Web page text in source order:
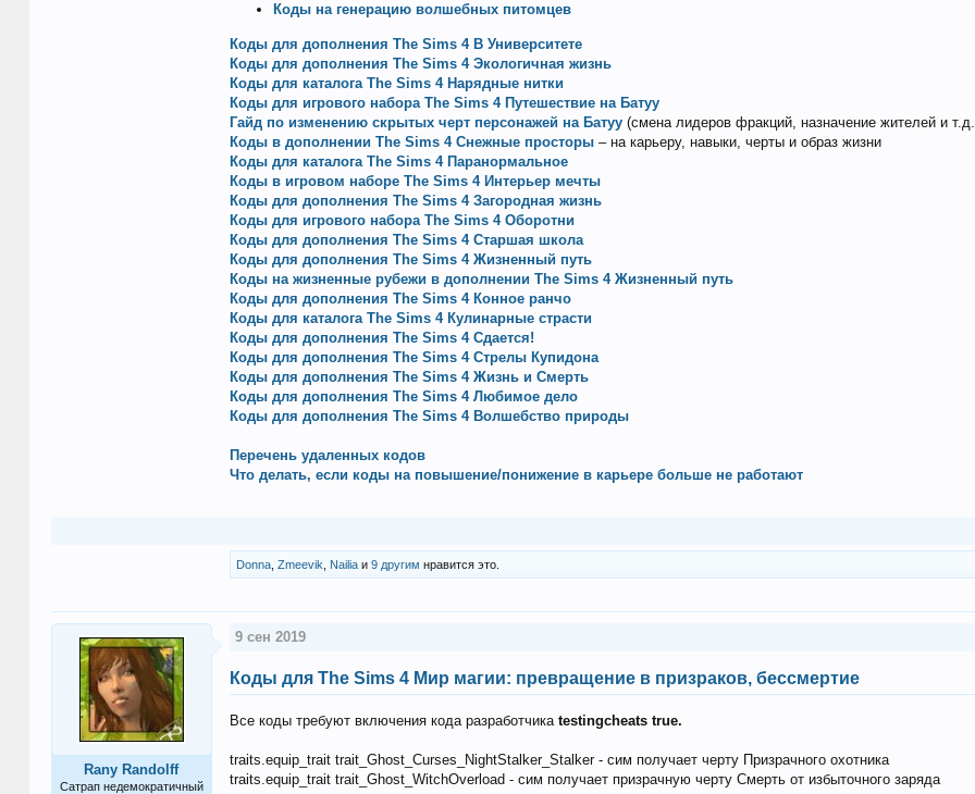
Коды на генерацию волшебных питомцев
Коды для дополнения The Sims 4 В Университете
Коды для дополнения The Sims 4 Экологичная жизнь
Коды для каталога The Sims 4 Нарядные нитки
Коды для игрового набора The Sims 4 Путешествие на Батуу
Гайд по изменению скрытых черт персонажей на Батуу (смена лидеров фракций, назначение жителей и
Коды в дополнении The Sims 4 Снежные просторы– на карьеру, навыки, черты и образ жизни
Коды для каталога The Sims 4 Паранормальное
Коды в игровом наборе Thе Sims 4 Интерьер мечты
Коды для дополнения The Sims 4 Загородная жизнь
Коды для игрового набора The Sims 4 Оборотни
Коды для дополнения The Sims 4 Старшая школа
Коды для дополнения The Sims 4 Жизненный путь
Коды на жизненные рубежи в дополнении The Sims 4 Жизненный путь
Коды для дополнения The Sims 4 Конное ранчо
Коды для каталога The Sims 4 Кулинарные страсти
Коды для дополнения The Sims 4 Сдается!
Коды для дополнения The Sims 4 Стрелы Купидона
Коды для дополнения The Sims 4 Жизнь и Смерть
Коды для дополнения The Sims 4 Любимое дело
Коды для дополнения The Sims 4 Волшебство природы
Перечень удаленных кодов
Что делать, если коды на повышение/понижение в карьере больше не работают
Donna, Zmeevik Nailiaи 9 другим нравится это.
Rany Randolff
Сатрап недемократичный
9 сен 2019
Коды для The Sims 4 Мир магии: превращение в призраков, бессмертие
Все коды требуют включения кода разработчика testingcheats true.
traits.equip_trait trait_Ghost_Curses_NightStalker_Stalker - сим получает черту Призрачного охотника
traits.equip_trait trait_Ghost_WitchOverload - сим получает призрачную черту Смерть от избыточного заряда